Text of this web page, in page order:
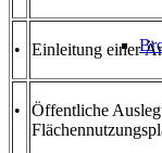
• Einleitung einer
•
Öffentliche